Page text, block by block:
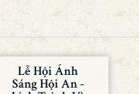
Lễ Hội Ánh
Sáng Hội An -